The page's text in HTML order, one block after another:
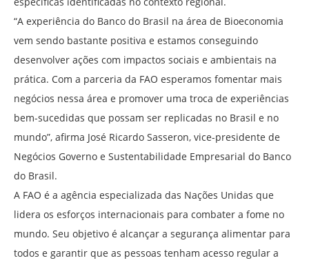
“A experiência do Banco do Brasil na área de Bioeconomia
vem sendo bastante positiva e estamos conseguindo
desenvolver ações com impactos sociais e ambientais na
prática. Com a parceria da FAO esperamos fomentar mais
negócios nessa área e promover uma troca de experiências
bem-sucedidas que possam ser replicadas no Brasil e no
mundo”, afirma José Ricardo Sasseron, vice-presidente de
Negócios Governo e Sustentabilidade Empresarial do Banco
do Brasil.
A FAO é a agência especializada das Nações Unidas que
lidera os esforços internacionais para combater a fome no
mundo. Seu objetivo é alcançar a segurança alimentar para
todos e garantir que as pessoas tenham acesso regular a